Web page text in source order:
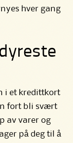
hver gang
i et kredittkort
fort bli svært
av varer og
på deg til å